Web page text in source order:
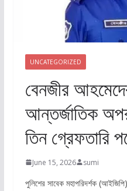
UNCATEGORIZED
বেনজীর
আন্তর্জাতিক
তিন গ্রেফতারি
June 15, 2026 sumi
পুলিশের সাবেক মহাপরিদর্শক (আইজিপি)